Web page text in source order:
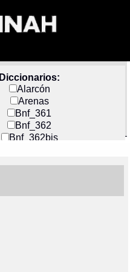
Diccionarios:
Alarcón
Arenas
Bnf_361
Bnf_362
Bnf_362bis
Docs_México